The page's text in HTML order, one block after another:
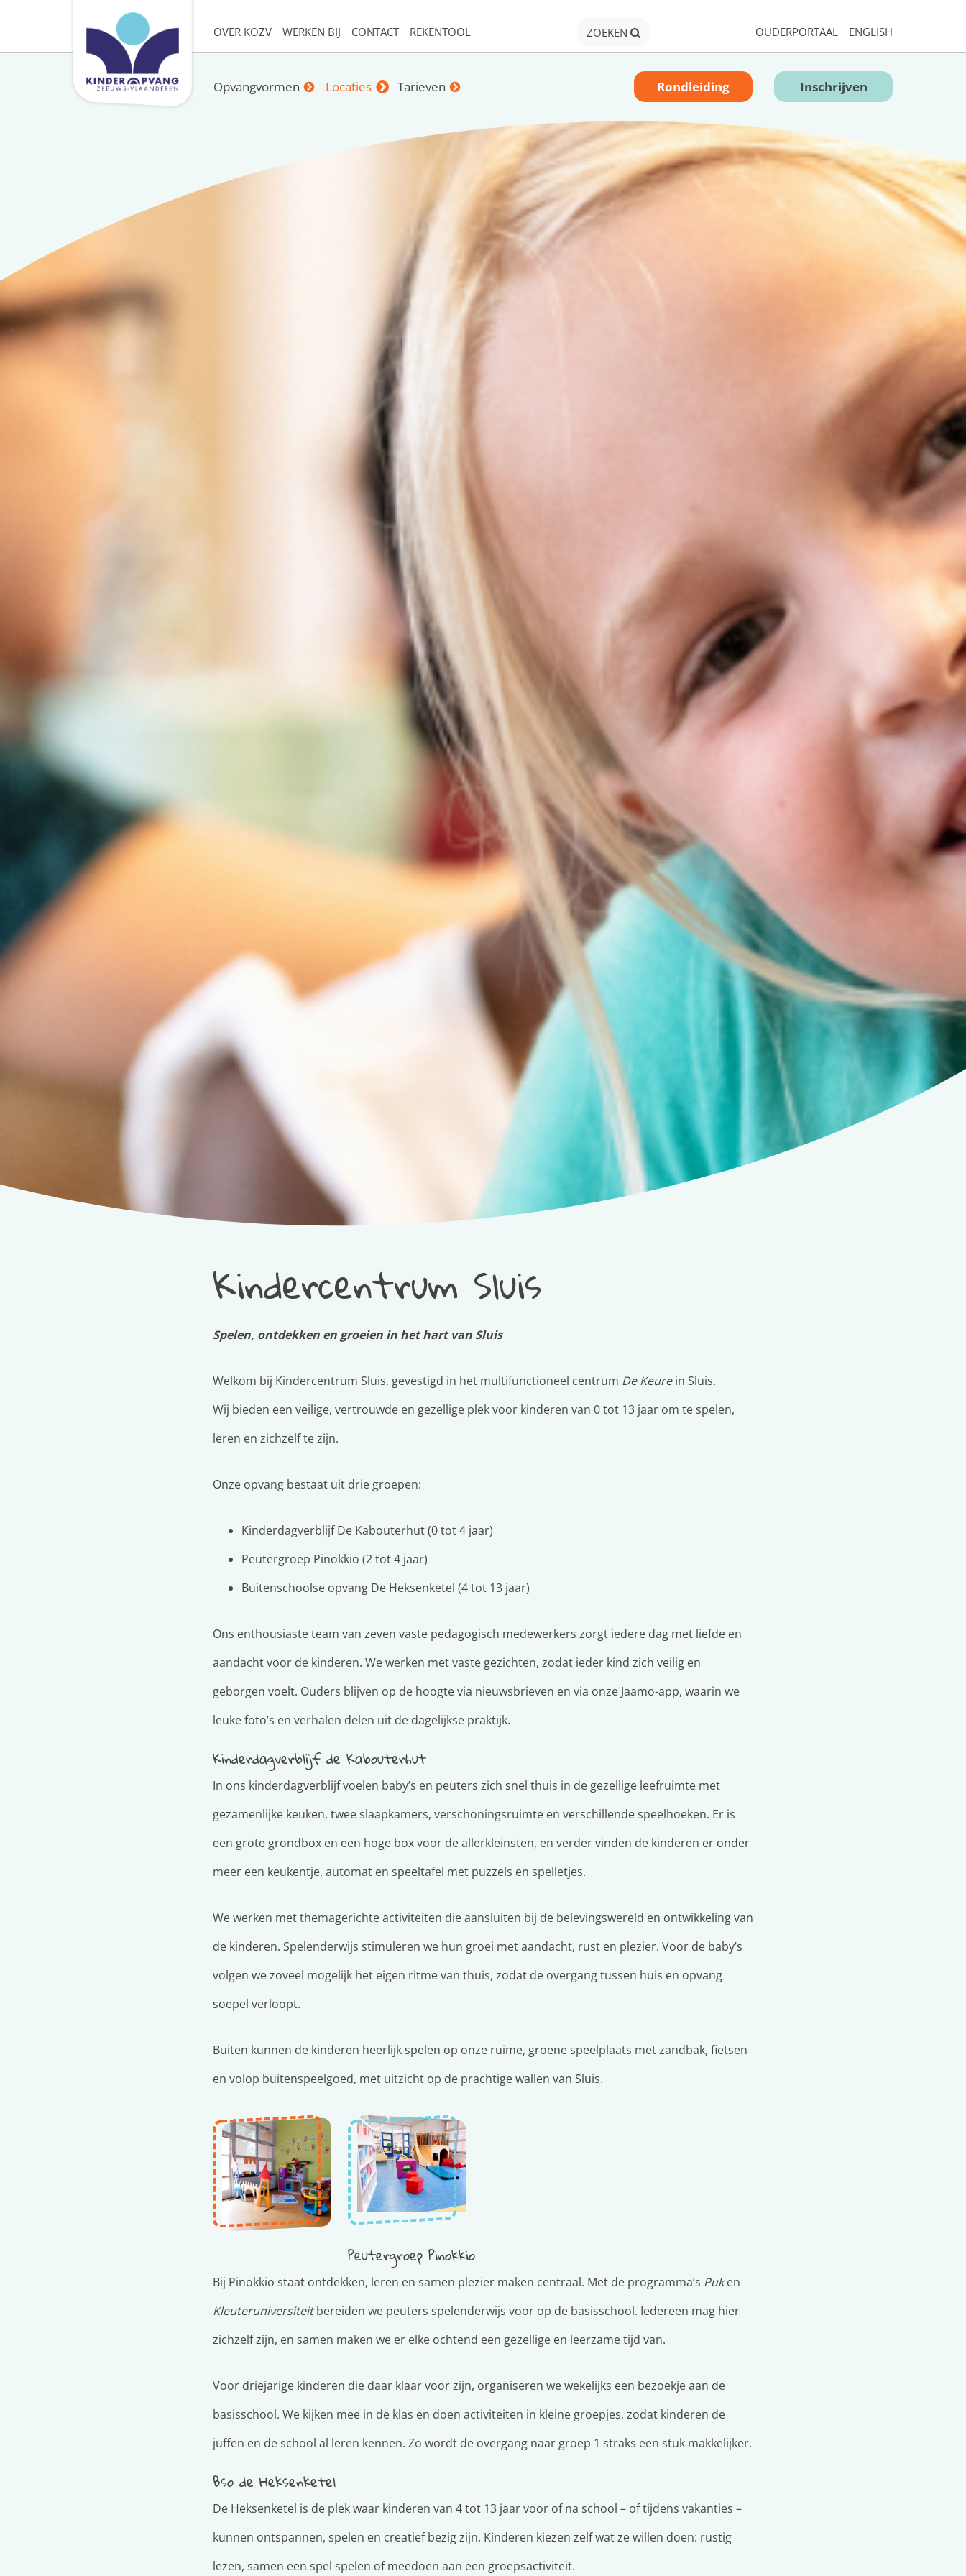
OVER KOZV WERKEN BIJ CONTACT REKENTOOL ZOEKEN OUDERPORTAAL ENGLISH
Opvangvormen Locaties Tarieven Rondleiding Inschrijven
Kindercentrum Sluis
Spelen, ontdekken en groeien in het hart van Sluis
Welkom bij Kindercentrum Sluis, gevestigd in het multifunctioneel centrum De Keurein Sluis.
Wij bieden een veilige, vertrouwde en gezellige plek voor kinderen van 0 tot 13 jaar om te spelen,
leren en zichzelf te zijn.
Onze opvang bestaat uit drie groepen:
Kinderdagverblijf De Kabouterhut (0 tot 4 jaar)
Peutergroep Pinokkio (2 tot 4 jaar)
Buitenschoolse opvang De Heksenketel (4 tot 13 jaar)
Ons enthousiaste team van zeven vaste pedagogisch medewerkers zorgt iedere dag met liefde en
aandacht voor de kinderen. We werken met vaste gezichten, zodat ieder kind zich veilig en
geborgen voelt. Ouders blijven op de hoogte via nieuwsbrieven en via onze Jaamo-app, waarin we
leuke foto’s en verhalen delen uit de dagelijkse praktijk.
Kinderdagverblijf de Kabouterhut
In ons kinderdagverblijf voelen baby’s en peuters zich snel thuis in de gezellige leefruimte met
gezamenlijke keuken, twee slaapkamers, verschoningsruimte en verschillende speelhoeken. Er is
een grote grondbox en een hoge box voor de allerkleinsten, en verder vinden de kinderen er onder
meer een keukentje, automat en speeltafel met puzzels en spelletjes.
We werken met themagerichte activiteiten die aansluiten bij de belevingswereld en ontwikkeling van
de kinderen. Spelenderwijs stimuleren we hun groei met aandacht, rust en plezier. Voor de baby’s
volgen we zoveel mogelijk het eigen ritme van thuis, zodat de overgang tussen huis en opvang
soepel verloopt.
Buiten kunnen de kinderen heerlijk spelen op onze ruime, groene speelplaats met zandbak, fietsen
en volop buitenspeelgoed, met uitzicht op de prachtige wallen van Sluis.
Peutergroep Pinokkio
Bij Pinokkio staat ontdekken, leren en samen plezier maken centraal. Met de programma’s Puken
Kleuteruniversiteitbereiden we peuters spelenderwijs voor op de basisschool. Iedereen mag hier
zichzelf zijn, en samen maken we er elke ochtend een gezellige en leerzame tijd van.
Voor driejarige kinderen die daar klaar voor zijn, organiseren we wekelijks een bezoekje aan de
basisschool. We kijken mee in de klas en doen activiteiten in kleine groepjes, zodat kinderen de
juffen en de school al leren kennen. Zo wordt de overgang naar groep 1 straks een stuk makkelijker.
Bso de Heksenketel
De Heksenketel is de plek waar kinderen van 4 tot 13 jaar voor of na school – of tijdens vakanties –
kunnen ontspannen, spelen en creatief bezig zijn. Kinderen kiezen zelf wat ze willen doen: rustig
lezen, samen een spel spelen of meedoen aan een groepsactiviteit.